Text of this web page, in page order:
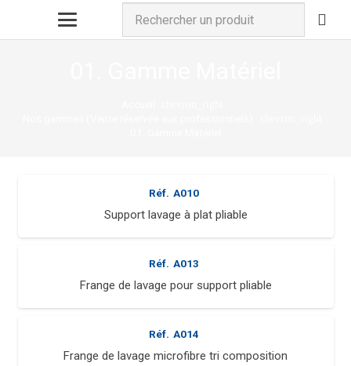
Réf. A010
Support lavage à plat pliable
Réf. A013
Frange de lavage pour support pliable
Réf. A014
Frange de lavage microfibre tri composition